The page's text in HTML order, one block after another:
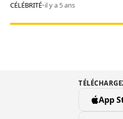
CÉLÉBRITÉ•il y a 5 ans
App